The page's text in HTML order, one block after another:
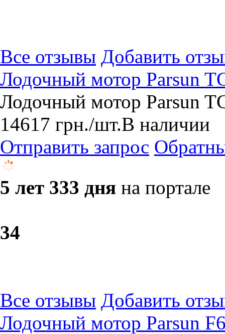
Все отзывы Добавить
Лодочный мотор Parsun
Лодочный мотор Parsun
14617 грн./шт.В наличии
Отправить запрос
5 лет 333 дня на портале
34
Все отзывы Добавить
Лодочный мотор Parsun